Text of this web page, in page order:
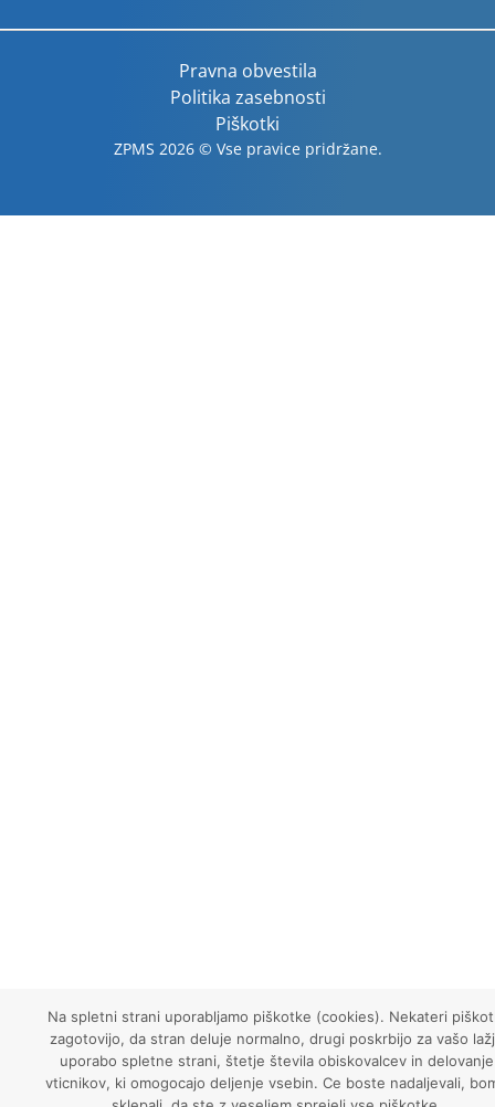
Pravna obvestila
Politika zasebnosti
Piškotki
ZPMS 2026 © Vse pravice pridržane.
Na spletni strani uporabljamo piškotke (cookies). Nekateri
zagotovijo, da stran deluje normalno, drugi poskrbijo za vašo
uporabo spletne strani, štetje števila obiskovalcev in delovanje
vticnikov, ki omogocajo deljenje vsebin. Ce boste nadaljevali,